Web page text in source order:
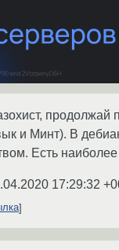
продолжай
и Минт). В
Есть
17:29:32